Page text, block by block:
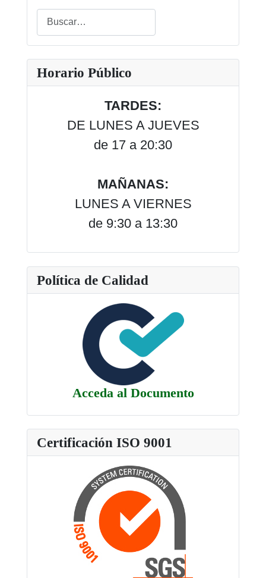
Buscar
Type 2 or more characters for results.
Horario Público
TARDES:
DE LUNES A JUEVES
de 17 a 20:30
MAÑANAS:
LUNES A VIERNES
de 9:30 a 13:30
Política de Calidad
Acceda al Documento
Certificación ISO 9001